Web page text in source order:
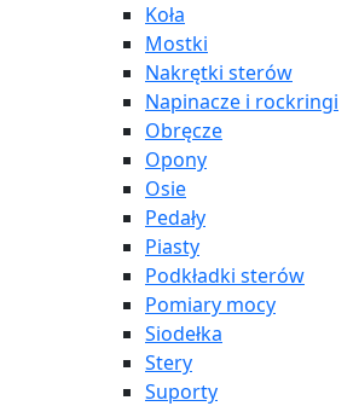
Koła
Mostki
Nakrętki sterów
Napinacze i rockringi
Obręcze
Opony
Osie
Pedały
Piasty
Podkładki sterów
Pomiary mocy
Siodełka
Stery
Suporty